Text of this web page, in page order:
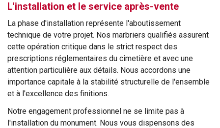
L'installation et le service après-vente
La phase d'installation représente l'aboutissement
technique de votre projet. Nos marbriers qualifiés assurent
cette opération critique dans le strict respect des
prescriptions réglementaires du cimetière et avec une
attention particulière aux détails. Nous accordons une
importance capitale à la stabilité structurelle de l'ensemble
et à l'excellence des finitions.
Notre engagement professionnel ne se limite pas à
l'installation du monument. Nous vous dispensons des